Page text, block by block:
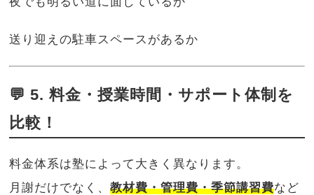
送り迎えの駐車スペースがあるか
💬 5. 料金・授業時間・サポート体制を
比較！
料金体系は塾によって大きく異なります。
月謝だけでなく、教材費・管理費・季節講習費など